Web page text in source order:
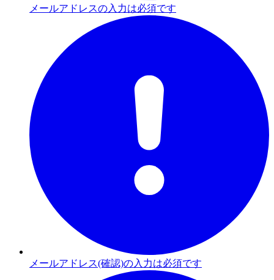
メールアドレスの入力は必須です
メールアドレス(確認)の入力は必須です